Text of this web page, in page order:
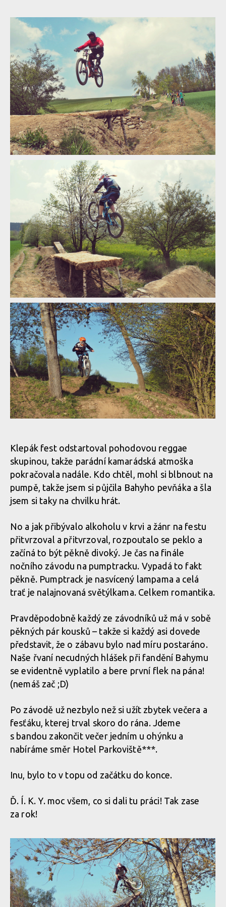
Demo Air Day - dvojitý report od Abby a Ondry Dohnala
Demo Air Day - dvojitý report od Abby a Ondry Dohnala
Demo Air Day - dvojitý report od Abby a Ondry Dohnala
Demo Air Day - dvojitý report od Abby a Ondry Dohnala
Demo Air Day - dvojitý report od Abby a Ondry Dohnala
Demo Air Day - dvojitý report od Abby a Ondry Dohnala
Demo Air Day - dvojitý report od Abby a Ondry Dohnala
Demo Air Day - dvojitý report od Abby a Ondry Dohnala
Demo Air Day - dvojitý report od Abby a Ondry Dohnala
Demo Air Day - dvojitý report od Abby a Ondry Dohnala
Demo Air Day - dvojitý report od Abby a Ondry Dohnala
Demo Air Day - dvojitý report od Abby a Ondry Dohnala
Demo Air Day - dvojitý report od Abby a Ondry Dohnala
Demo Air Day - dvojitý report od Abby a Ondry Dohnala
Demo Air Day - dvojitý report od Abby a Ondry Dohnala
Demo Air Day - dvojitý report od Abby a Ondry Dohnala
Demo Air Day - dvojitý report od Abby a Ondry Dohnala
Demo Air Day - dvojitý report od Abby a Ondry Dohnala
Demo Air Day - dvojitý report od Abby a Ondry Dohnala
Demo Air Day - dvojitý report od Abby a Ondry Dohnala
Demo Air Day - dvojitý report od Abby a Ondry Dohnala
Demo Air Day - dvojitý report od Abby a Ondry Dohnala
Demo Air Day - dvojitý report od Abby a Ondry Dohnala
Demo Air Day - dvojitý report od Abby a Ondry Dohnala
Demo Air Day - dvojitý report od Abby a Ondry Dohnala
Demo Air Day - dvojitý report od Abby a Ondry Dohnala
Demo Air Day - dvojitý report od Abby a Ondry Dohnala
Demo Air Day - dvojitý report od Abby a Ondry Dohnala
Demo Air Day - dvojitý report od Abby a Ondry Dohnala
Demo Air Day - dvojitý report od Abby a Ondry Dohnala
Demo Air Day - dvojitý report od Abby a Ondry Dohnala
Demo Air Day - dvojitý report od Abby a Ondry Dohnala
Demo Air Day - dvojitý report od Abby a Ondry Dohnala
Demo Air Day - dvojitý report od Abby a Ondry Dohnala
Klepák fest odstartoval pohodovou reggae
skupinou, takže parádní kamarádská atmoška
pokračovala nadále. Kdo chtěl, mohl si blbnout na
pumpě, takže jsem si půjčila Bahyho pevňáka a šla
jsem si taky na chvilku hrát.
No a jak přibývalo alkoholu v krvi a žánr na festu
přitvrzoval a přitvrzoval, rozpoutalo se peklo a
začíná to být pěkně divoký. Je čas na finále
nočního závodu na pumptracku. Vypadá to fakt
pěkně. Pumptrack je nasvícený lampama a celá
trať je nalajnovaná světýlkama. Celkem romantika.
Pravděpodobně každý ze závodníků už má v sobě
pěkných pár kousků – takže si každý asi dovede
představit, že o zábavu bylo nad míru postaráno.
Naše řvaní necudných hlášek při fandění Bahymu
se evidentně vyplatilo a bere první flek na pána!
(nemáš zač ;D)
Po závodě už nezbylo než si užít zbytek večera a
fesťáku, kterej trval skoro do rána. Jdeme
s bandou zakončit večer jedním u ohýnku a
nabíráme směr Hotel Parkoviště***.
Inu, bylo to v topu od začátku do konce.
Ď. Í. K. Y. moc všem, co si dali tu práci! Tak zase
za rok!